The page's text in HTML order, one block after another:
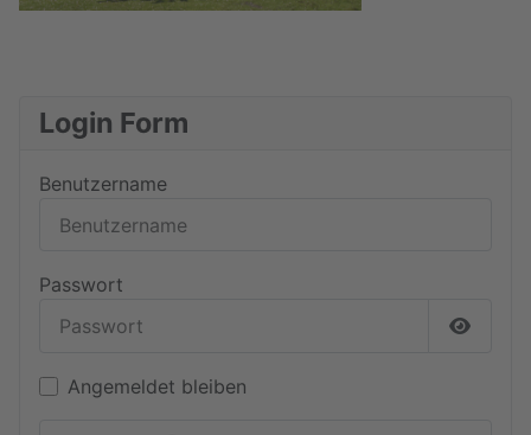
Login Form
Benutzername
Passwort
Angemeldet bleiben